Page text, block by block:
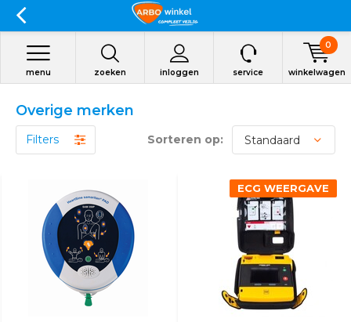
zoeken inloggen
menu service winkelwagen
0
Overige merken
Filters Sorteren op:
ECG WEERGAVE